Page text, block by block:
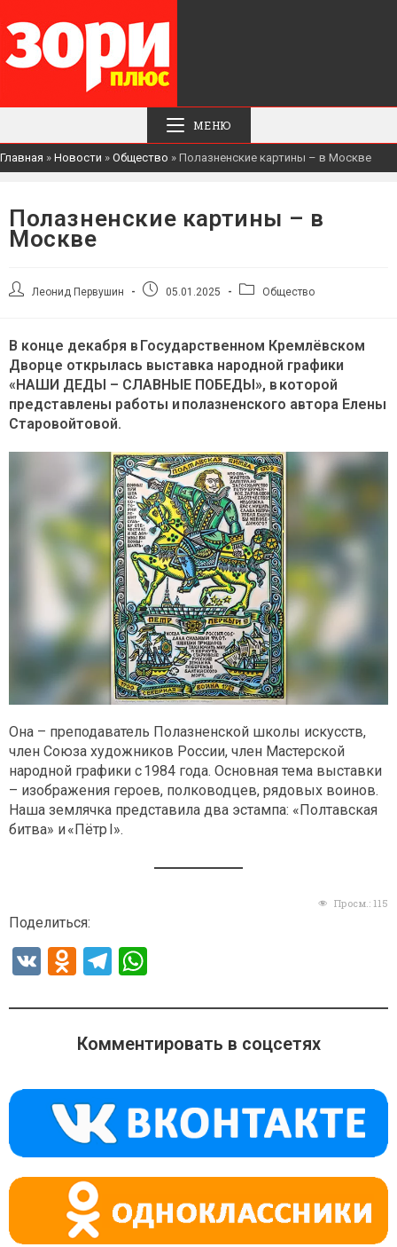
МЕНЮ
Главная » Новости » Общество » Полазненские картины – в Москве
Полазненские картины – в
Москве
АвторЛеонид Первушин
Запись05.01.2025
РубрикаОбщество
В конце декабря в Государственном Кремлёвском
Дворце открылась выставка народной графики
«НАШИ ДЕДЫ – СЛАВНЫЕ ПОБЕДЫ», в которой
представлены работы и полазненского автора Елены
Старовойтовой.
Она – преподаватель Полазненской школы искусств,
член Союза художников России, член Мастерской
народной графики с 1984 года. Основная тема выставки
– изображения героев, полководцев, рядовых воинов.
Наша землячка представила два эстампа: «Полтавская
битва» и «Пётр I».
Просм.: 115
Поделиться:
V
O
n
o
a
ss
ni
ki
T
e
gr
m
at
s
p
p
Комментировать в соцсетях